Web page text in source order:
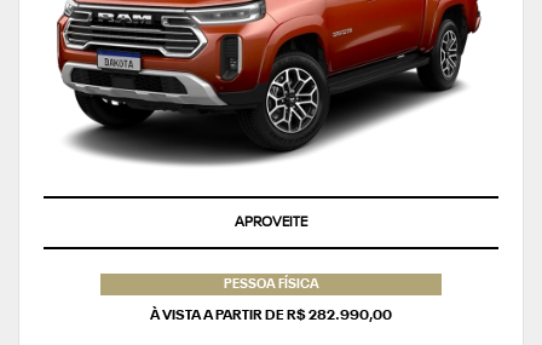
APROVEITE
PESSOA FÍSICA
À VISTA A PARTIR DE R$ 282.990,00